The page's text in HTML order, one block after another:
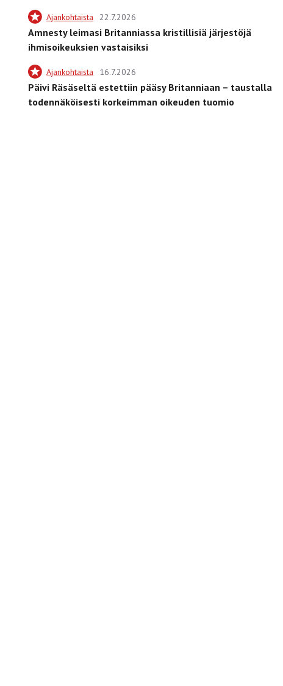
Ajankohtaista 22.7.2026
Amnesty leimasi Britanniassa kristillisiä järjestöjä
ihmisoikeuksien vastaisiksi
Ajankohtaista 16.7.2026
Päivi Räsäseltä estettiin pääsy Britanniaan – taustalla
todennäköisesti korkeimman oikeuden tuomio